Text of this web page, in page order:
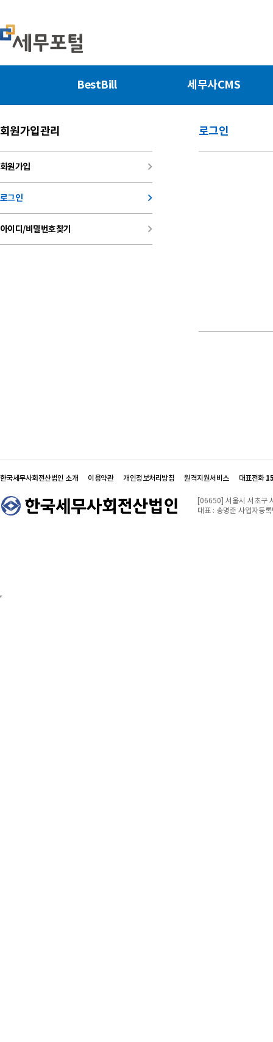
BestBill 세무사CMS
회원가입관리
회원가입 keyboard_arrow_right
로그인 keyboard_arrow_right
아이디/비밀번호찾기 keyboard_arrow_right
로그인
한국세무사회전산법인 소개 이용약관 개인정보처리방침 원격지원서비스 대표전화
[06650] 서울시 서초구
대표 : 송명준 사업자